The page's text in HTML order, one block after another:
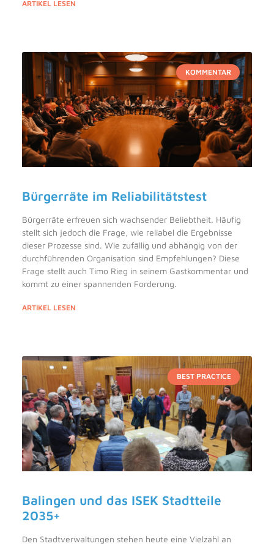
ARTIKEL LESEN
KOMMENTAR
Bürgerräte im Reliabilitätstest
Bürgerräte erfreuen sich wachsender Beliebtheit. Häufig
stellt sich jedoch die Frage, wie reliabel die Ergebnisse
dieser Prozesse sind. Wie zufällig und abhängig von der
durchführenden Organisation sind Empfehlungen? Diese
Frage stellt auch Timo Rieg in seinem Gastkommentar und
kommt zu einer spannenden Forderung.
ARTIKEL LESEN
BEST PRACTICE
Balingen und das ISEK Stadtteile
2035+
Den Stadtverwaltungen stehen heute eine Vielzahl an